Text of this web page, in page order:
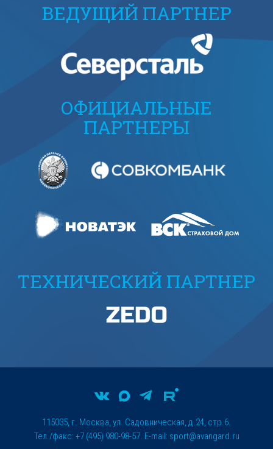
ВЕДУЩИЙ ПАРТНЕР
ОФИЦИАЛЬНЫЕ
ПАРТНЕРЫ
ТЕХНИЧЕСКИЙ ПАРТНЕР
115035, г. Москва, ул. Садовническая, д.24, стр.6.
Тел./факс: +7 (495) 980-98-57. E-mail: sport@avangard.ru